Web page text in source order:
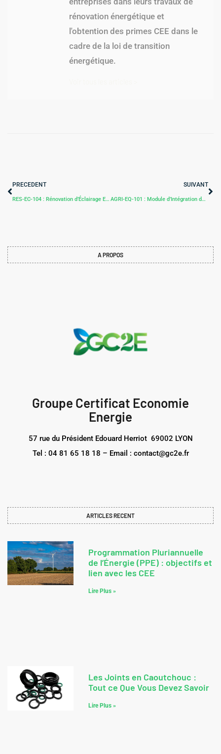
rénovation énergétique et
l'obtention des primes CEE dans le
cadre de la loi de transition
énergétique.
PRECEDENT
RES-EC-104 : Rénovation d’Éclairage Extérieur avec Modules LED
SUIVANT
AGRI-EQ-101 : Module d’Intégration de Température pour Ordinateur Climatique en Serre
A PROPOS
Groupe Certificat Economie
Energie
57 rue du Président Edouard Herriot 69002 LYON
Tel : 04 81 65 18 18 – Email : contact@gc2e.fr
ARTICLES RECENT
Programmation Pluriannuelle
de l’Énergie (PPE) : objectifs et
lien avec les CEE
Lire Plus »
Les Joints en Caoutchouc :
Tout ce Que Vous Devez Savoir
Lire Plus »